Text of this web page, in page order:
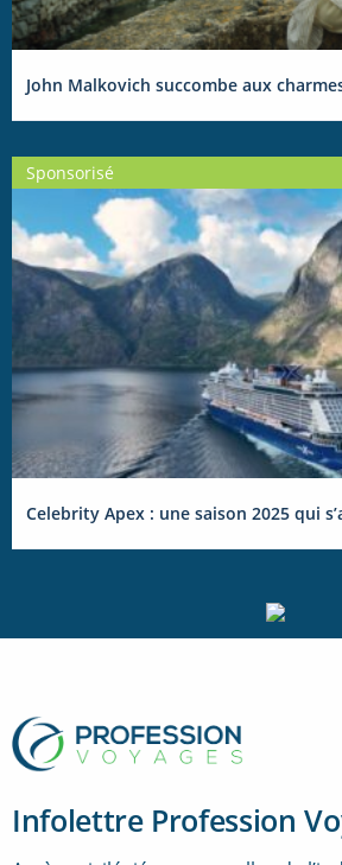
John Malkovich succombe aux
Sponsorisé
Celebrity Apex : une saison 2025 qui
Infolettre Profession